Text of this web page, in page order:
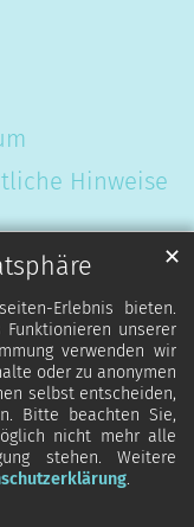
Erlebnis bieten.
unserer
verwenden wir
oder zu anonymen
selbst entscheiden,
Bitte beachten Sie,
nicht mehr alle
stehen. Weitere
.
✕
Hinweise